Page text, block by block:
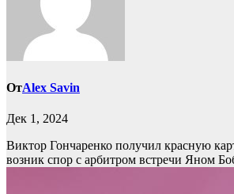
ОтAlex Savin
Дек 1, 2024
Виктор Гончаренко получил красную
возник спор с арбитром встречи Яном